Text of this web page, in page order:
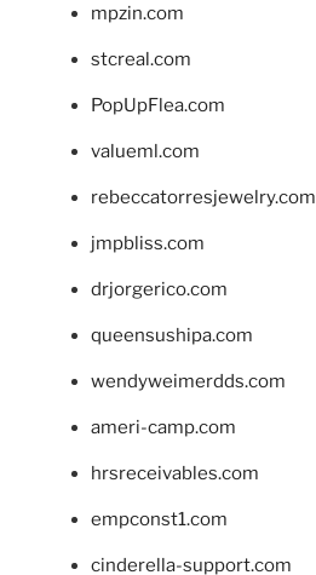
mpzin.com
stcreal.com
PopUpFlea.com
valueml.com
rebeccatorresjewelry.com
jmpbliss.com
drjorgerico.com
queensushipa.com
wendyweimerdds.com
ameri-camp.com
hrsreceivables.com
empconst1.com
cinderella-support.com